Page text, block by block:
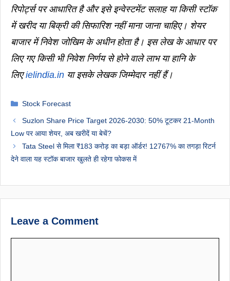
रिपोर्ट्स पर आधारित है और इसे इन्वेस्टमेंट सलाह या किसी स्टॉक
में खरीद या बिक्री की सिफारिश नहीं माना जाना चाहिए। शेयर
बाजार में निवेश जोखिम के अधीन होता है। इस लेख के आधार पर
लिए गए किसी भी निवेश निर्णय से होने वाले लाभ या हानि के
लिएielindia.in या इसके लेखक जिम्मेदार नहीं हैं।
Categories
Stock Forecast
Suzlon Share Price Target 2026-2030: 50% टूटकर 21-Month
Low पर आया शेयर, अब खरीदें या बेचें?
Tata Steel से मिला ₹183 करोड़ का बड़ा ऑर्डर! 12767% का तगड़ा रिटर्न
देने वाला यह स्टॉक बाजार खुलते ही रहेगा फोकस में
Leave a Comment